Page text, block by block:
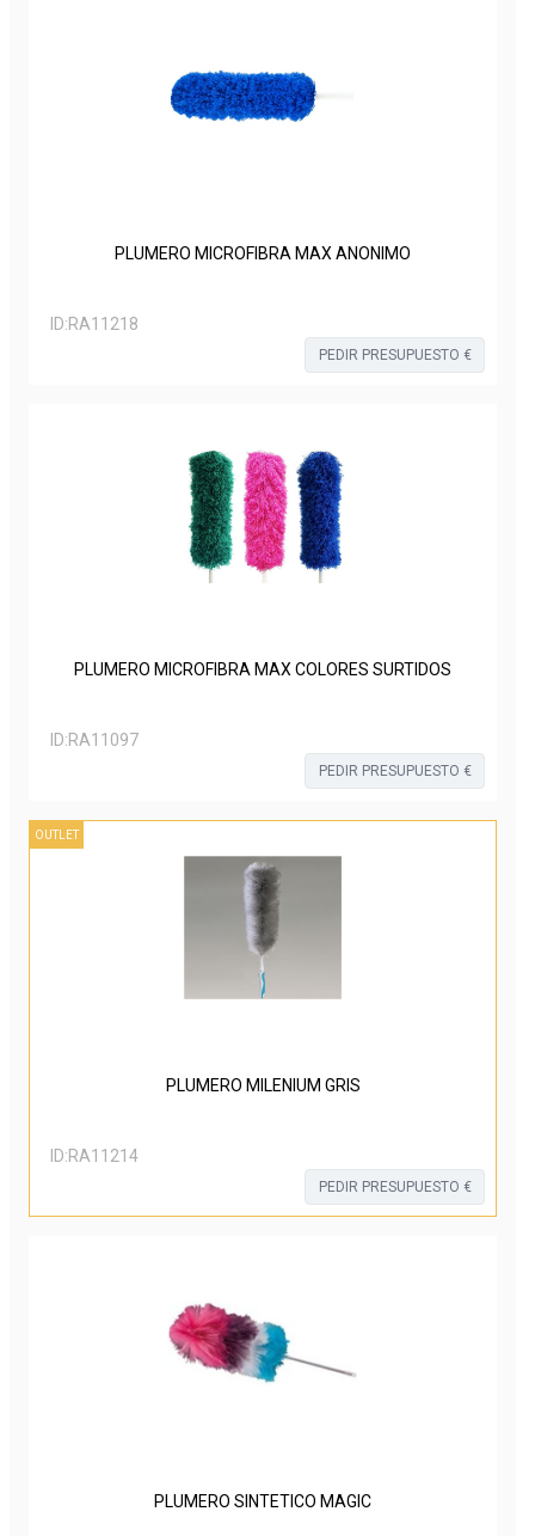
PLUMERO MICROFIBRA MAX ANONIMO
ID:RA11218
PEDIR PRESUPUESTO €
PLUMERO MICROFIBRA MAX COLORES SURTIDOS
ID:RA11097
PEDIR PRESUPUESTO €
OUTLET
PLUMERO MILENIUM GRIS
ID:RA11214
PEDIR PRESUPUESTO €
PLUMERO SINTETICO MAGIC